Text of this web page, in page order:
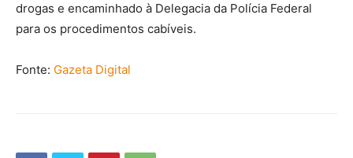
drogas e encaminhado à Delegacia da Polícia Federal
para os procedimentos cabíveis.
Fonte: Gazeta Digital